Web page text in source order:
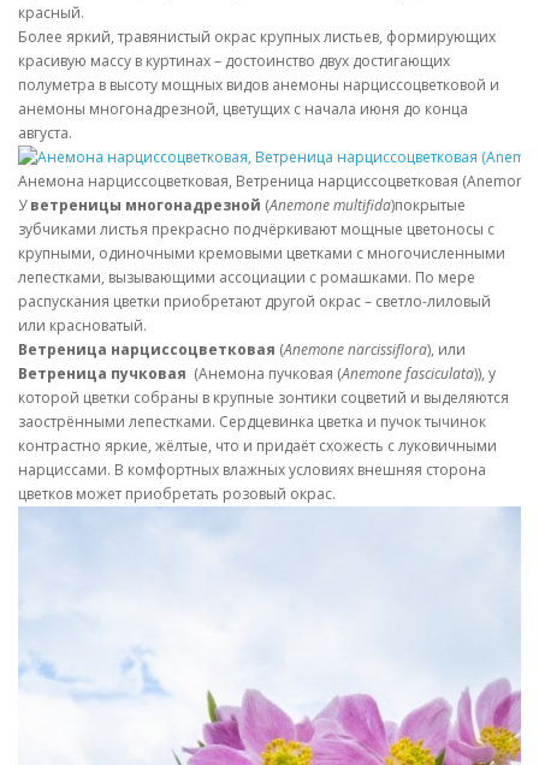
красный.
Более яркий, травянистый окрас крупных листьев, формирующих
красивую массу в куртинах – достоинство двух достигающих
полуметра в высоту мощных видов анемоны нарциссоцветковой и
анемоны многонадрезной, цветущих с начала июня до конца
августа.
Анемона нарциссоцветковая, Ветреница нарциссоцветковая
Уветреницы многонадрезной (Anemone multifida)покрытые
зубчиками листья прекрасно подчёркивают мощные цветоносы с
крупными, одиночными кремовыми цветками с многочисленными
лепестками, вызывающими ассоциации с ромашками. По мере
распускания цветки приобретают другой окрас – светло-лиловый
или красноватый.
Ветреница нарциссоцветковая (Anemone narcissiflora), или
Ветреница пучковая (Анемона пучковая (Anemone fasciculata)), у
которой цветки собраны в крупные зонтики соцветий и выделяются
заострёнными лепестками. Сердцевинка цветка и пучок тычинок
контрастно яркие, жёлтые, что и придаёт схожесть с луковичными
нарциссами. В комфортных влажных условиях внешняя сторона
цветков может приобретать розовый окрас.